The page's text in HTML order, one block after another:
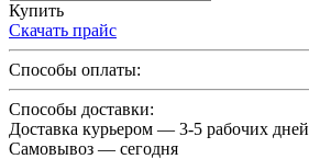
Купить
Скачать прайс
Способы оплаты:
Способы доставки:
Доставка курьером — 3-5 рабочих дней
Самовывоз — сегодня